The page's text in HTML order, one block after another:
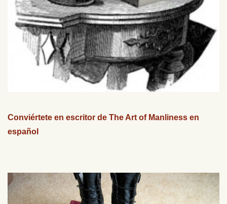
Conviértete en escritor de The Art of Manliness en
español